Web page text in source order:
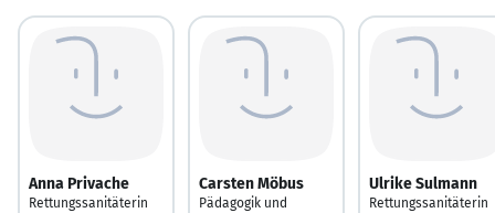
Anna Privache
Rettungssanitäterin
Carsten Möbus
Pädagogik und
Ulrike Sulmann
Rettungssanitäterin